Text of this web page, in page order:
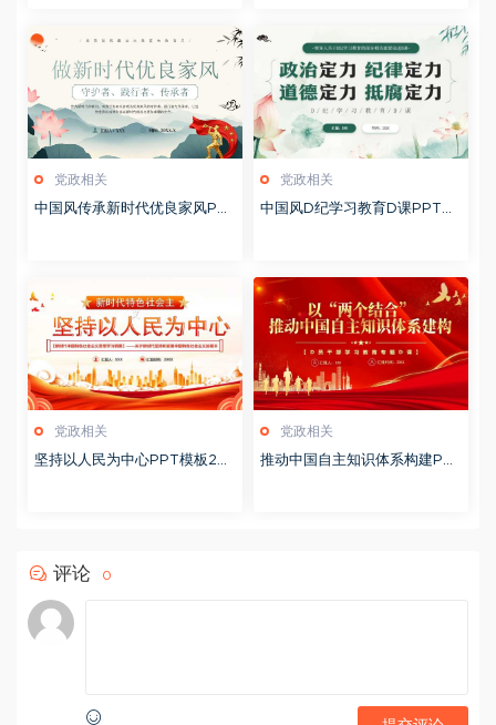
党政相关
中国风传承新时代优良家风PP
党政相关
中国风D纪学习教育D课PPT模
党政相关
坚持以人民为中心PPT模板20
党政相关
推动中国自主知识体系构建PP
评论 0